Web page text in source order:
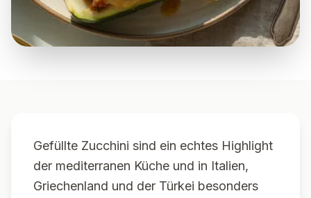
Gefüllte Zucchini sind ein echtes Highlight
der mediterranen Küche und in Italien,
Griechenland und der Türkei besonders